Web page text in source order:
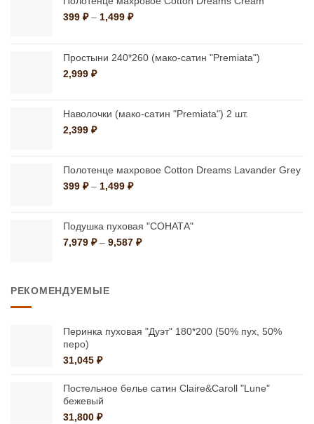
можно
странице
странице
399 ₽ – 1,499 ₽Диапазон
–
Простыни 240*260 (мако-сатин "Premiata")
2,999 ₽
Наволочки (мако-сатин "Premiata") 2 шт.
2,399 ₽
Полотенце махровое Cotton Dreams Lavander Grey
399 ₽ – 1,499 ₽Диапазон
–
1,499 ₽
Подушка пуховая "СОНАТА"
7,979 ₽ – 9,587 ₽Диапазон
РЕКОМЕНДУЕМЫЕ
Перинка пуховая "Дуэт" 180*200 (50% пух, 50%
перо)
31,045 ₽
Постельное белье сатин Claire&Caroll "Lune"
бежевый
31,800 ₽